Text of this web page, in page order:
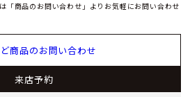
「商品のお問い合わせ」よりお気軽にお問い合わせ
商品のお問い合わせ
来店予約